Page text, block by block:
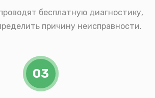
бесплатную диагностику,
причину неисправности.
03